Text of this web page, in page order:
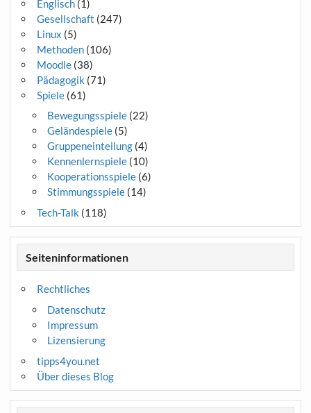
Englisch(1)
Gesellschaft (247)
Linux (5)
Methoden(106)
Moodle(38)
Pädagogik (71)
Spiele(61)
Bewegungsspiele(22)
Geländespiele(5)
Gruppeneinteilung(4)
Kennenlernspiele(10)
Kooperationsspiele(6)
Stimmungsspiele(14)
Tech-Talk (118)
Seiteninformationen
Rechtliches
Datenschutz
Impressum
Lizensierung
tipps4you.net
Über dieses Blog